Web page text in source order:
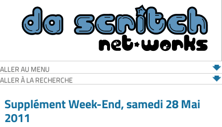
ALLER AU MENU
ALLER À LA RECHERCHE
Supplément Week-End, samedi 28 Mai
2011